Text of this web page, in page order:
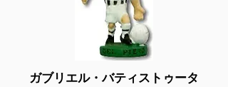
ガブリエル・バティストゥータ